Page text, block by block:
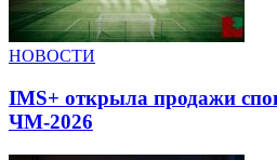
НОВОСТИ
IMS+ открыла продажи
ЧМ-2026